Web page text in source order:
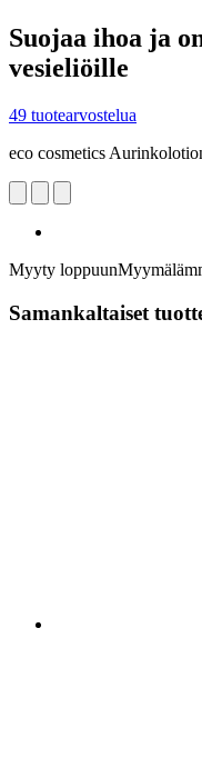
Suojaa ihoa ja
vesieliöille
49 tuotearvostelua
eco cosmetics
Myyty loppuun
Samankaltaiset